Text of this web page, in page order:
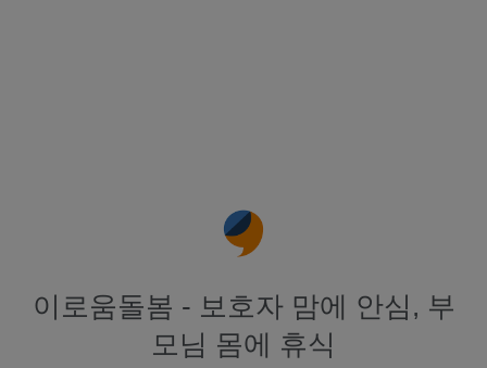
이로움돌봄 - 보호자 맘에 안심, 부
모님 몸에 휴식